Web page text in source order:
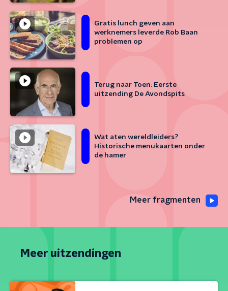
Gratis lunch geven aan
werknemers leverde Rob Baan
problemen op
Terug naar Toen: Eerste
uitzending De Avondspits
Wat aten wereldleiders?
Historische menukaarten onder
de hamer
Meer fragmenten
Meer uitzendingen